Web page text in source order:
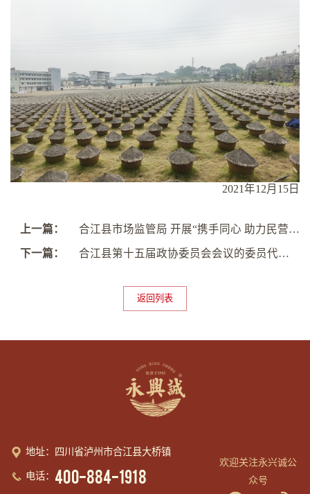
2021年12月15日
上一篇： 合江县市场监管局 开展“携手同心 助力民营经济高质量发展”现场办公活动
下一篇： 合江县第十五届政协委员会会议的委员代表，到永兴诚公司位于大桥镇的永兴诚酱园视察
返回列表
欢迎关注永兴诚公
众号
地址：四川省泸州市合江县大桥镇
电话： 400-884-1918